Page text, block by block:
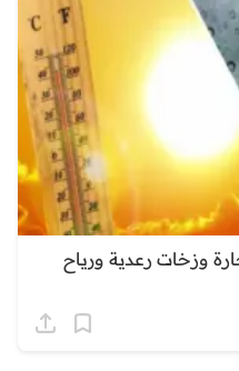
وزخات رعدية ورياح